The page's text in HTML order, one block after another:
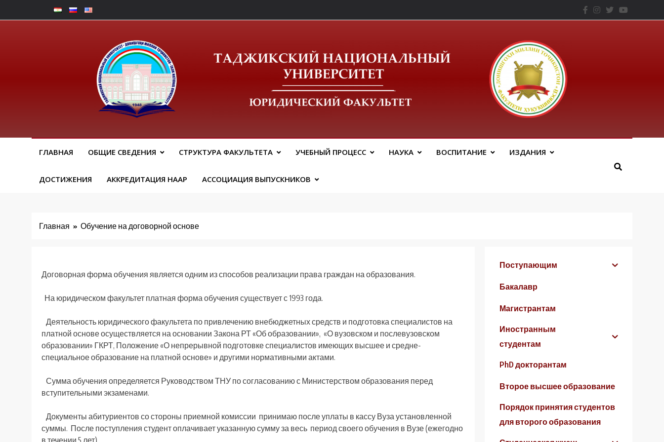
к
Юридический Факальтет – ТНУ
ГЛАВНАЯ ОБЩИЕ СВЕДЕНИЯ СТРУКТУРА ФАКУЛЬТЕТА УЧЕБНЫЙ ПРОЦЕСС НАУКА ВОСПИТАНИЕ ИЗДАНИЯ
ДОСТИЖЕНИЯ АККРЕДИТАЦИЯ НААР АССОЦИАЦИЯ ВЫПУСКНИКОВ
Главная Обучение на договорной основе
Договорная форма обучения является одним из способов реализации права граждан на образования.
На юридическом факультет платная форма обучения существует с 1993 года.
Деятельность юридического факультета по привлечению внебюджетных средств и подготовка специалистов на
платной основе осуществляется на основании Закона РТ «Об образовании», «О вузовском и послевузовском
образовании» ГКРТ, Положение «О непрерывной подготовке специалистов имеющих высшее и средне-
специальное образование на платной основе» и другими нормативными актами.
Сумма обучения определяется Руководством ТНУ по согласованию с Министерством образования перед
вступительными экзаменами.
Документы абитуриентов со стороны приемной комиссии принимаю после уплаты в кассу Вуза установленной
суммы. После поступления студент оплачивает указанную сумму за весь период своего обучения в Вузе (ежегодно
Поступающим
Бакалавр
Магистрантам
Иностранным
студентам
PhD докторантам
Второе высшее образование
Порядок принятия студентов
для второго образования